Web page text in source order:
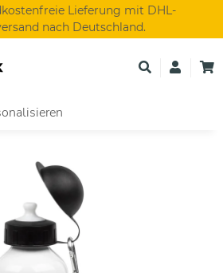
Lieferung mit DHL-
nach Deutschland.